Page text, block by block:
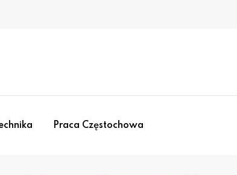
Praca Częstochowa